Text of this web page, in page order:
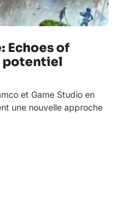
Echoes of
potentiel
et Game Studio en
une nouvelle approche